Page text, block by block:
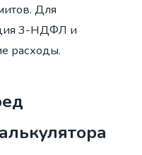
Для
3-НДФЛ и
расходы.